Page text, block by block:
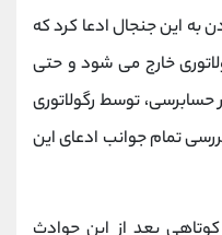
به این جنجال ادعا کرد که
خارج می شود و حتی
توسط رگولاتوری
تمام جوانب ادعای این